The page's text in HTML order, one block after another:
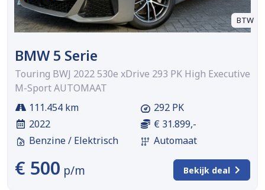
BTW
BMW 5 Serie
Touring BWJ 2022 530e xDrive 293 PK High Executive
M-Sport AUTOMAAT
111.454 km
2022
Benzine / Elektrisch
292 PK
€ 31.899,-
Automaat
€ 500 p/m Bekijk deal